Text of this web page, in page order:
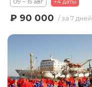
₽ 90 000 / за 7 дней